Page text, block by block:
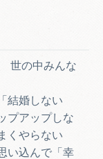
世の中みんな
結婚しない
プアップしな
くやらない
い込んで「幸